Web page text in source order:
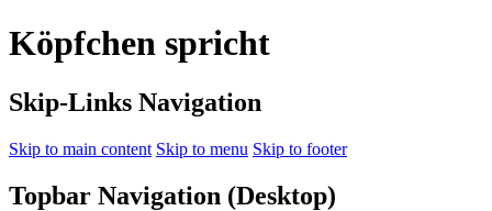
Köpfchen spricht
Skip-Links Navigation
Skip to main content Skip to menu Skip to footer
Topbar Navigation (Desktop)